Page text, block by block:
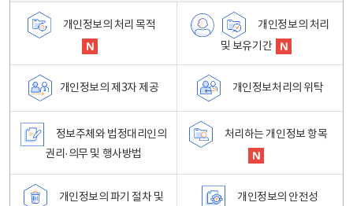
개인정보의 처리 목적
개인정보의 처리
및 보유기간
개인정보의 제3자 제공 개인정보처리의 위탁
정보주체와 법정대리인의
권리·의무 및 행사방법
처리하는 개인정보 항목
개인정보의 파기 절차 및
개인정보의 안전성